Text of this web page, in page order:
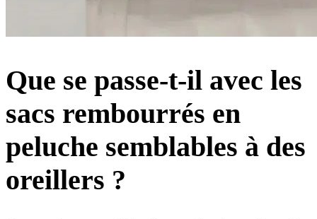
Que se passe-t-il avec les
sacs rembourrés en
peluche semblables à des
oreillers ?